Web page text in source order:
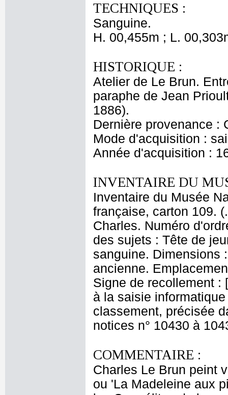
TECHNIQUES :
Sanguine.
H. 00,455m ; L.
HISTORIQUE :
Atelier de Le Brun.
paraphe de Jean
1886).
Dernière provenance :
Mode d'acquisition :
Année d'acquisition :
INVENTAIRE DU
Inventaire du Musée
française, carton 109.
Charles. Numéro
des sujets : Tête de
sanguine. Dimensions
ancienne.
Signe de recollement :
à la saisie
classement, précisée
notices n° 10430 à
COMMENTAIRE :
Charles Le Brun peint
ou 'La Madeleine aux